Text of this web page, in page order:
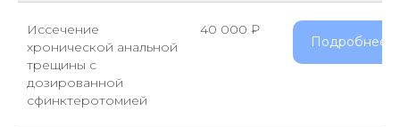
Иссечение
хронической анальной
трещины с
дозированной
сфинктеротомией
40 000 ₽
Подробнее